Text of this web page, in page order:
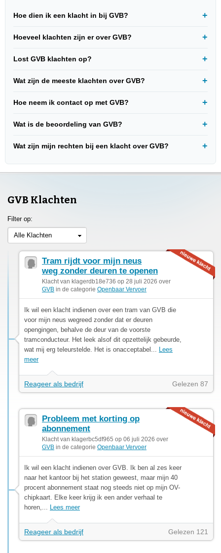
Hoe dien ik een klacht in bij GVB?
Hoeveel klachten zijn er over GVB?
Lost GVB klachten op?
Wat zijn de meeste klachten over GVB?
Hoe neem ik contact op met GVB?
Wat is de beoordeling van GVB?
Wat zijn mijn rechten bij een klacht over GVB?
GVB Klachten
Filter op:
Alle Klachten
Tram rijdt voor mijn neus
weg zonder deuren te openen
Klacht van klagerdb18e736 op 28 juli 2026 over
GVB in de categorie Openbaar Vervoer
Ik wil een klacht indienen over een tram van GVB die
voor mijn neus wegreed zonder dat er deuren
opengingen, behalve de deur van de voorste
tramconducteur. Het leek alsof dit opzettelijk gebeurde,
wat mij erg teleurstelde. Het is onacceptabel... Lees
meer
Reageer als bedrijf Gelezen 87
Probleem met korting op
abonnement
Klacht van klagerbc5df965 op 06 juli 2026 over
GVB in de categorie Openbaar Vervoer
Ik wil een klacht indienen over GVB. Ik ben al zes keer
naar het kantoor bij het station geweest, maar mijn 40
procent abonnement staat nog steeds niet op mijn OV-
chipkaart. Elke keer krijg ik een ander verhaal te
horen,... Lees meer
Reageer als bedrijf Gelezen 121